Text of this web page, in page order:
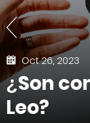
Oct 26, 2023
¿Son
Leo?